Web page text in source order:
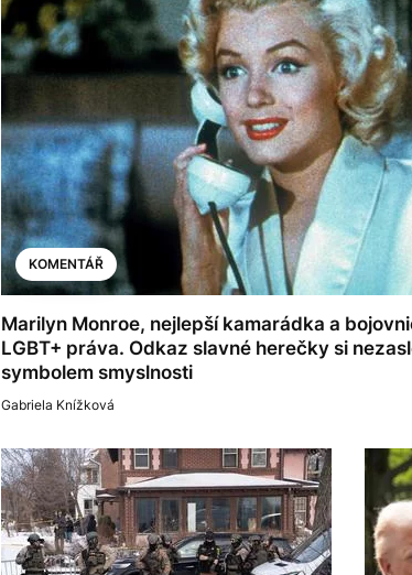
KOMENTÁŘ
Marilyn Monroe, nejlepší kamarádka a
LGBT+ práva. Odkaz slavné herečky si
symbolem smyslnosti
Gabriela Knížková